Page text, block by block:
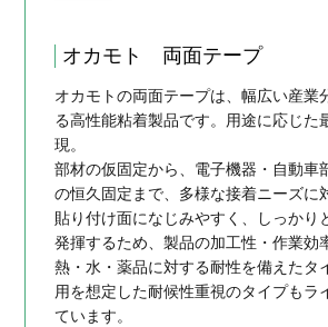
オカモト 両面テープ
オカモトの両面テープは、幅広い産業
る高性能粘着製品です。用途に応じた
現。
部材の仮固定から、電子機器・自動車
の恒久固定まで、多様な接着ニーズに
貼り付け面になじみやすく、しっかり
発揮するため、製品の加工性・作業効
熱・水・薬品に対する耐性を備えたタ
用を想定した耐候性重視のタイプもラ
ています。